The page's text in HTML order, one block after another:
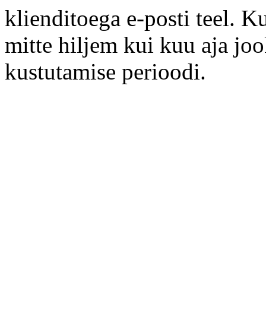
klienditoega e-posti teel.
mitte hiljem kui kuu aja
kustutamise perioodi.